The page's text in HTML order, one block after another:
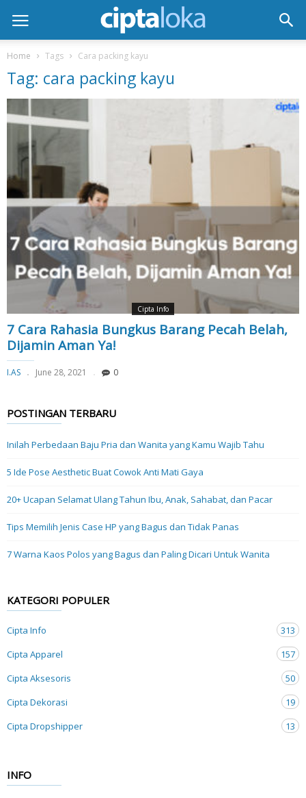
Home Tags Cara packing kayu
Tag: cara packing kayu
Cipta Info
7 Cara Rahasia Bungkus Barang Pecah Belah,
Dijamin Aman Ya!
I.AS June 28, 2021 0
POSTINGAN TERBARU
Inilah Perbedaan Baju Pria dan Wanita yang Kamu Wajib Tahu
5 Ide Pose Aesthetic Buat Cowok Anti Mati Gaya
20+ Ucapan Selamat Ulang Tahun Ibu, Anak, Sahabat, dan Pacar
Tips Memilih Jenis Case HP yang Bagus dan Tidak Panas
7 Warna Kaos Polos yang Bagus dan Paling Dicari Untuk Wanita
KATEGORI POPULER
Cipta Info
313
Cipta Apparel
157
Cipta Aksesoris
50
Cipta Dekorasi
19
Cipta Dropshipper
13
INFO